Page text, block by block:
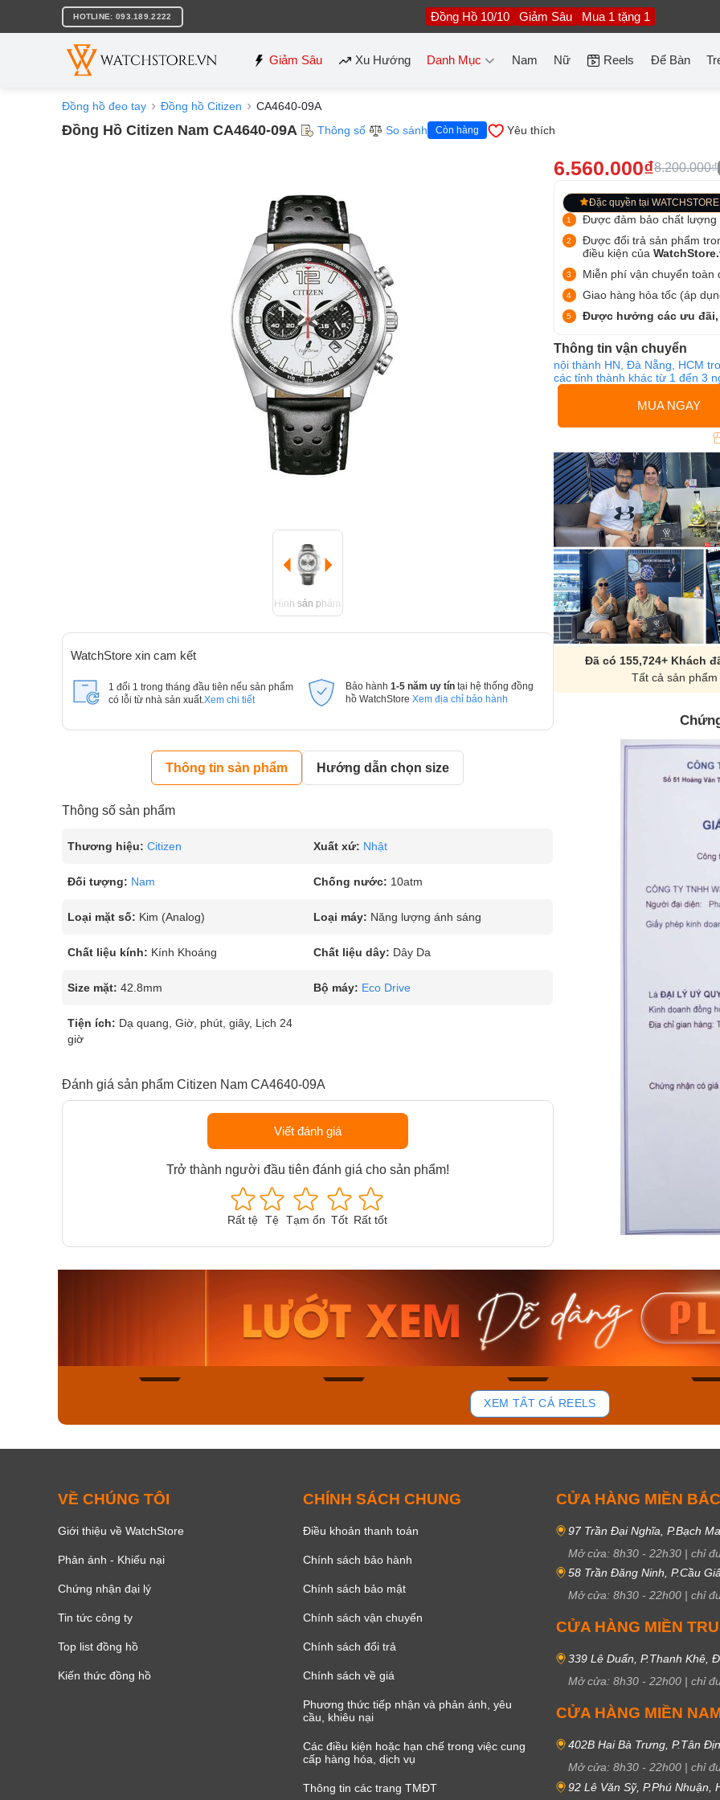
nội
HOTLINE: 093.189.2222 Đồng Hồ 10/10 Giảm Sâu Mua 1 tặng 1
Giảm Sâu Xu Hướng Danh Mục Nam Nữ Reels Để Bàn
Đồng hồ đeo tay Đồng hồ Citizen CA4640-09A
Đồng Hồ Citizen Nam CA4640-09A Thông số So sánh Còn hàng Yêu thích
Hình sản phẩm
WatchStore xin cam kết
1 đổi 1 trong tháng đầu tiên nếu sản phẩm
có lỗi từ nhà sản xuất. Xem chi tiết
Bảo hành 1-5 năm uy tín tại hệ thống đồng
hồ WatchStore Xem địa chỉ bảo hành
Thông tin sản phẩm Hướng dẫn chọn size
Thông số sản phẩm
Thương hiệu: Citizen Xuất xứ: Nhật
Đối tượng: Nam Chống nước: 10atm
Loại mặt số: Kim (Analog) Loại máy: Năng lượng ánh sáng
Chất liệu kính: Kính Khoáng Chất liệu dây: Dây Da
Size mặt: 42.8mm Bộ máy: Eco Drive
Tiện ích: Dạ quang, Giờ, phút, giây, Lịch 24
giờ
Đánh giá sản phẩm Citizen Nam CA4640-09A
Viết đánh giá
Trở thành người đầu tiên đánh giá cho sản phẩm!
Rất tệ Tệ Tạm ổn Tốt Rất tốt
6.560.000₫8.200.000₫
Đặc quyền tại WATCHSTORE
Được đảm bảo chất lượng
Được đổi trả sản phẩm
điều kiện của
Miễn phí vận chuyển toàn
Giao hàng hỏa tốc (áp
Được hưởng các ưu đãi,
Thông tin vận chuyển
nội thành HN, Đà Nẵng, HCM
các tỉnh thành khác từ 1 đến 3
MUA NGAY
Đã có 155,724+ Khách
Tất cả sản
Casio Nam MTS-
115D-1AVDF
2.823.000₫
2.399.550₫
Mua ngay
37
Casio Nam MTS-
RS100L-1AVDF
4.276.000₫
3.634.600₫
Casio
230EL-
Mua
XEM TẤT CẢ REELS
VỀ CHÚNG TÔI
Giới thiệu về WatchStore
Phản ánh - Khiếu nại
Chứng nhận đại lý
Tin tức công ty
Top list đồng hồ
Kiến thức đồng hồ
CHÍNH SÁCH CHUNG
Điều khoản thanh toán
Chính sách bảo hành
Chính sách bảo mật
Chính sách vận chuyển
Chính sách đổi trả
Chính sách về giá
Phương thức tiếp nhận và phản ánh, yêu
cầu, khiêu nại
Các điều kiện hoặc hạn chế trong việc cung
cấp hàng hóa, dịch vụ
Thông tin các trang TMĐT
CỬA HÀNG MIỀN BẮC
97 Trần Đại Nghĩa, P.Bạch
Mở cửa: 8h30 - 22h30 | chỉ
58 Trần Đăng Ninh, P.Cầu
Mở cửa: 8h30 - 22h00 | chỉ
CỬA HÀNG MIỀN
339 Lê Duẩn, P.Thanh Khê,
Mở cửa: 8h30 - 22h00 | chỉ
CỬA HÀNG MIỀN
402B Hai Bà Trưng, P.Tân
Mở cửa: 8h30 - 22h00 | chỉ
92 Lê Văn Sỹ, P.Phú Nhuận,